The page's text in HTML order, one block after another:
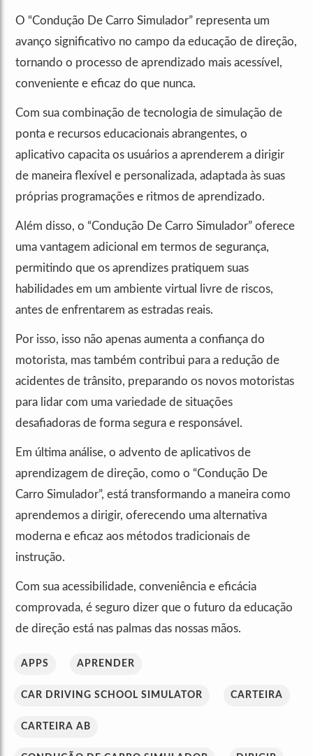
O “Condução De Carro Simulador” representa um
avanço significativo no campo da educação de direção,
tornando o processo de aprendizado mais acessível,
conveniente e eficaz do que nunca.
Com sua combinação de tecnologia de simulação de
ponta e recursos educacionais abrangentes, o
aplicativo capacita os usuários a aprenderem a dirigir
de maneira flexível e personalizada, adaptada às suas
próprias programações e ritmos de aprendizado.
Além disso, o “Condução De Carro Simulador” oferece
uma vantagem adicional em termos de segurança,
permitindo que os aprendizes pratiquem suas
habilidades em um ambiente virtual livre de riscos,
antes de enfrentarem as estradas reais.
Por isso, isso não apenas aumenta a confiança do
motorista, mas também contribui para a redução de
acidentes de trânsito, preparando os novos motoristas
para lidar com uma variedade de situações
desafiadoras de forma segura e responsável.
Em última análise, o advento de aplicativos de
aprendizagem de direção, como o “Condução De
Carro Simulador”, está transformando a maneira como
aprendemos a dirigir, oferecendo uma alternativa
moderna e eficaz aos métodos tradicionais de
instrução.
Com sua acessibilidade, conveniência e eficácia
comprovada, é seguro dizer que o futuro da educação
de direção está nas palmas das nossas mãos.
APPS APRENDER
CAR DRIVING SCHOOL SIMULATOR CARTEIRA
CARTEIRA AB